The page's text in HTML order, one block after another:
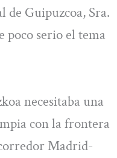
de Guipuzcoa, Sra.
poco serio el tema
necesitaba una
con la frontera
Madrid-